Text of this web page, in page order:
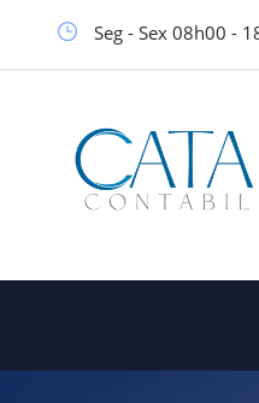
Seg - Sex 08h00 -